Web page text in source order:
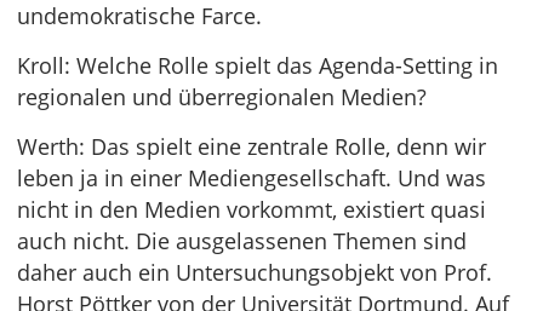
undemokratische Farce.
Kroll: Welche Rolle spielt das Agenda-Setting in
regionalen und überregionalen Medien?
Werth: Das spielt eine zentrale Rolle, denn wir
leben ja in einer Mediengesellschaft. Und was
nicht in den Medien vorkommt, existiert quasi
auch nicht. Die ausgelassenen Themen sind
daher auch ein Untersuchungsobjekt von Prof.
Horst Pöttker von der Universität Dortmund. Auf